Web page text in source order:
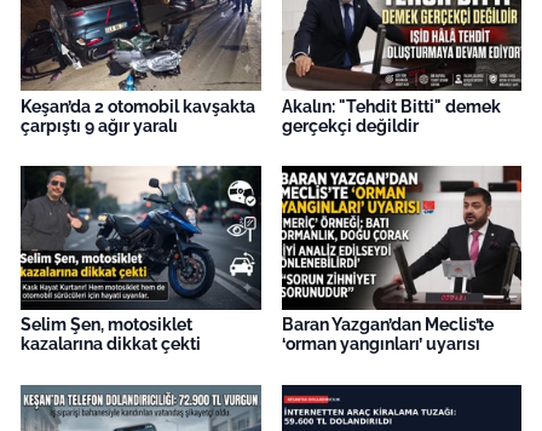
Keşan’da 2 otomobil kavşakta
çarpıştı 9 ağır yaralı
Akalın: "Tehdit Bitti" demek
gerçekçi değildir
Selim Şen, motosiklet
kazalarına dikkat çekti
Baran Yazgan’dan Meclis’te
‘orman yangınları’ uyarısı